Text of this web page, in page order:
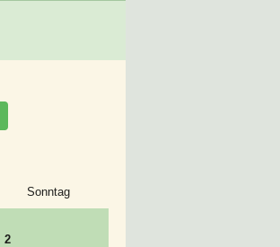
Sonntag
2